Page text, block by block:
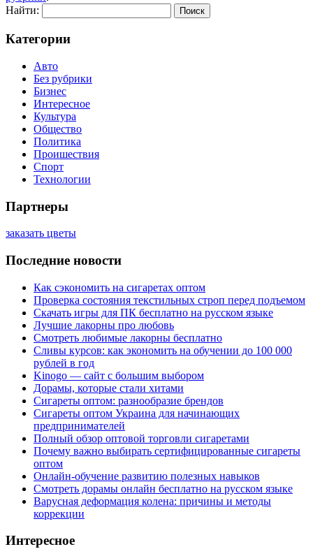
Найти:
Категории
Авто
Без рубрики
Бизнес
Интересное
Культура
Общество
Политика
Проишествия
Спорт
Технологии
Партнеры
заказать цветы
Последние новости
Как сэкономить на сигаретах оптом
Проверка состояния текстильных строп перед подъемом
Скачать игры для ПК бесплатно на русском языке
Лучшие лакорны про любовь
Смотреть любимые лакорны бесплатно
Сливы курсов: как экономить на обучении до 100 000
рублей в год
Kinogo — сайт с большим выбором
Дорамы, которые стали хитами
Сигареты оптом: разнообразие брендов
Сигареты оптом Украина для начинающих
предпринимателей
Полный обзор оптовой торговли сигаретами
Почему важно выбирать сертифицированные сигареты
оптом
Онлайн-обучение развитию полезных навыков
Смотреть дорамы онлайн бесплатно на русском языке
Варусная деформация колена: причины и методы
коррекции
Интересное